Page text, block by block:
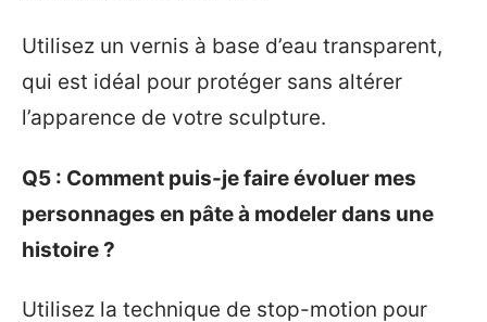
Utilisez un vernis à base d’eau transparent,
qui est idéal pour protéger sans altérer
l’apparence de votre sculpture.
Q5 : Comment puis-je faire évoluer mes
personnages en pâte à modeler dans une
histoire ?
Utilisez la technique de stop-motion pour